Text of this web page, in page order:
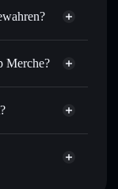
zu deinem
öffentlich
Merche?
Merche
derzeit nicht